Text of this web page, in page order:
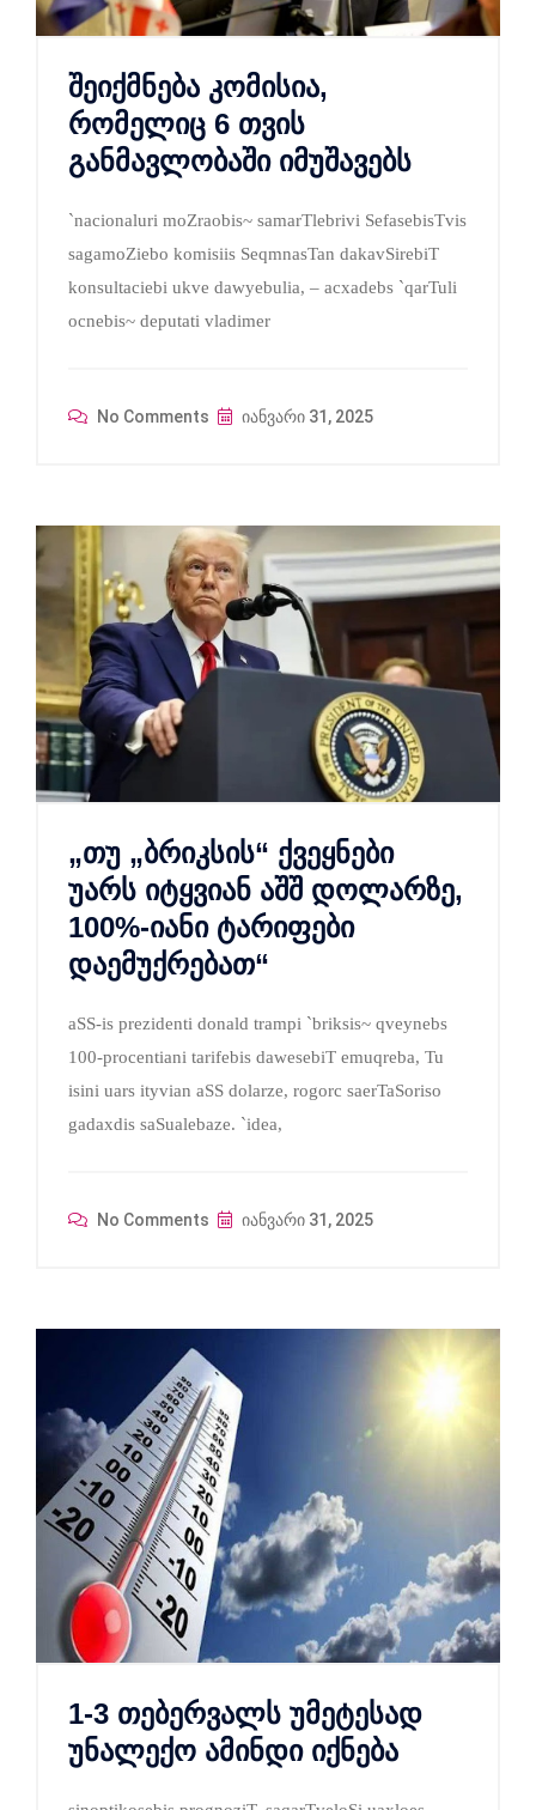
შეიქმნება კომისია,
რომელიც 6 თვის
განმავლობაში იმუშავებს
`nacionaluri moZraobis~ samarTlebrivi SefasebisTvis
sagamoZiebo komisiis SeqmnasTan dakavSirebiT
konsultaciebi ukve dawyebulia, – acxadebs `qarTuli
ocnebis~ deputati vladimer
No Comments იანვარი 31, 2025
„თუ „ბრიკსის“ ქვეყნები
უარს იტყვიან აშშ დოლარზე,
100%-იანი ტარიფები
დაემუქრებათ“
aSS-is prezidenti donald trampi `briksis~ qveynebs
100-procentiani tarifebis dawesebiT emuqreba, Tu
isini uars ityvian aSS dolarze, rogorc saerTaSoriso
gadaxdis saSualebaze. `idea,
No Comments იანვარი 31, 2025
1-3 თებერვალს უმეტესად
უნალექო ამინდი იქნება